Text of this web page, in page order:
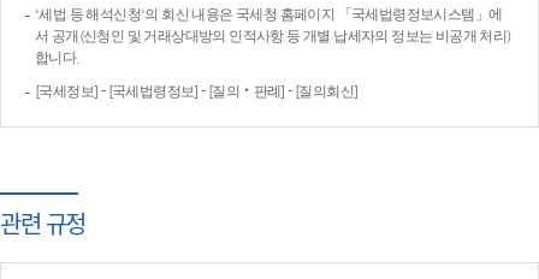
'세법 등 해석신청'의 회신 내용은 국세청 홈페이지 「국세법령정보시스템」에
서 공개(신청인 및 거래상대방의 인적사항 등 개별 납세자의 정보는 비공개 처리)
합니다.
[국세정보] - [국세법령정보] - [질의‧판례] - [질의회신]
관련 규정